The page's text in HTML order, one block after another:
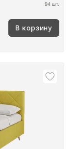
94 шт.
В корзину